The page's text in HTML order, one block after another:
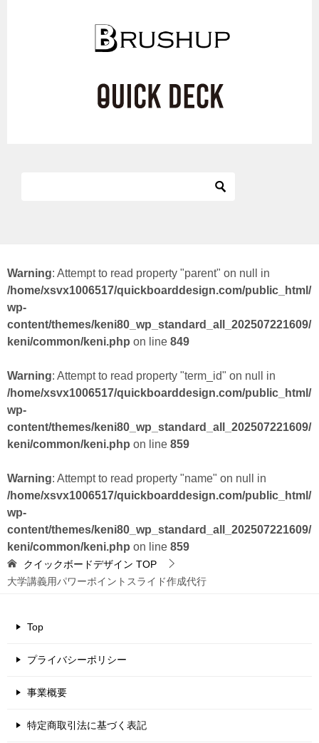
Warning: Attempt to read property "parent" on null in
/home/xsvx1006517/quickboarddesign.com/public_html/
wp-
content/themes/keni80_wp_standard_all_202507221609/
keni/common/keni.php on line 849
Warning: Attempt to read property "term_id" on null in
/home/xsvx1006517/quickboarddesign.com/public_html/
wp-
content/themes/keni80_wp_standard_all_202507221609/
keni/common/keni.php on line 859
Warning: Attempt to read property "name" on null in
/home/xsvx1006517/quickboarddesign.com/public_html/
wp-
content/themes/keni80_wp_standard_all_202507221609/
keni/common/keni.php on line 859
クイックボードデザイン TOP
大学講義用パワーポイントスライド作成代行
Top
プライバシーポリシー
事業概要
特定商取引法に基づく表記